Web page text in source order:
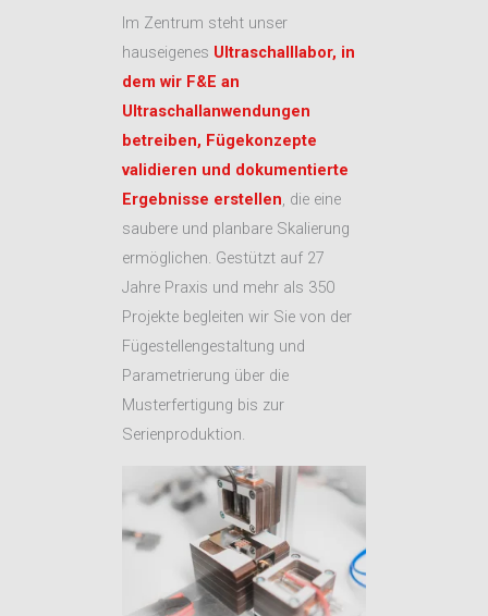
Im Zentrum steht unser
hauseigenes Ultraschalllabor, in
dem wir F&E an
Ultraschallanwendungen
betreiben, Fügekonzepte
validieren und dokumentierte
Ergebnisse erstellen, die eine
saubere und planbare Skalierung
ermöglichen. Gestützt auf 27
Jahre Praxis und mehr als 350
Projekte begleiten wir Sie von der
Fügestellengestaltung und
Parametrierung über die
Musterfertigung bis zur
Serienproduktion.